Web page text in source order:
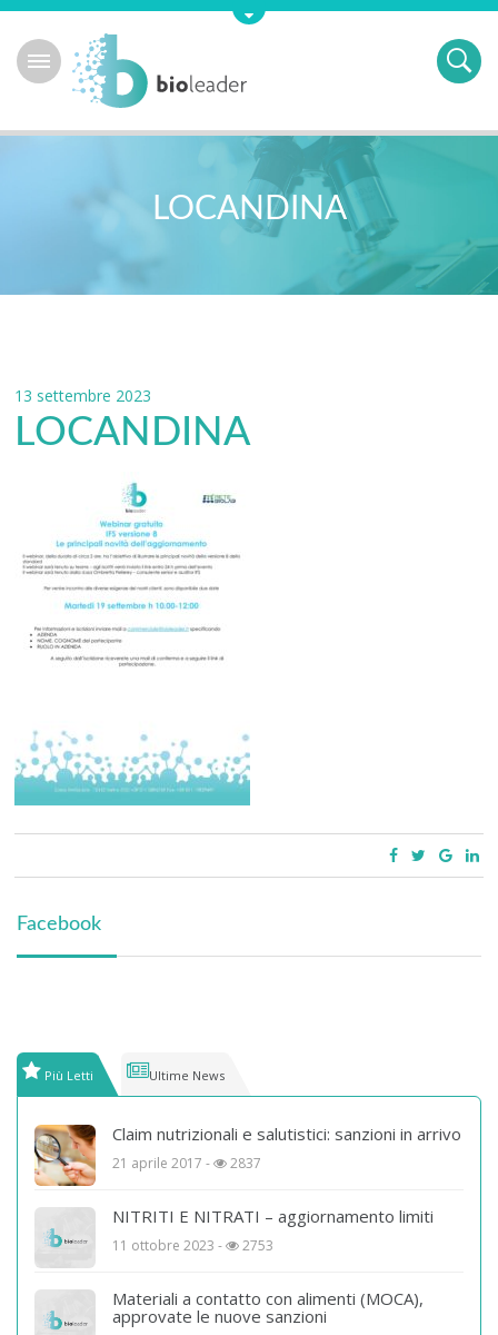
LOCANDINA
13 settembre 2023
LOCANDINA
Facebook
Più Letti Ultime News
Claim nutrizionali e salutistici: sanzioni in arrivo
21 aprile 2017 - 2837
NITRITI E NITRATI – aggiornamento limiti
11 ottobre 2023 - 2753
Materiali a contatto con alimenti (MOCA),
approvate le nuove sanzioni